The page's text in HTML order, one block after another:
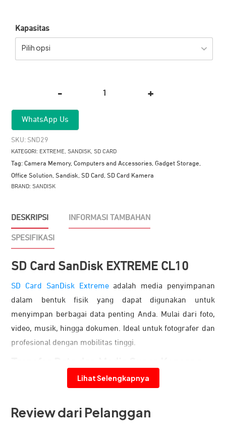
Kapasitas
Pilih opsi
-
SanDisk
SD
EXTREME
CL10
180Mbps
+
WhatsApp Us
SKU: SND29
KATEGORI: EXTREME, SANDISK, SD CARD
Tag: Camera Memory, Computers and Accessories Gadget Storage
Office Solution Sandisk SD Card SD Card Kamera
BRAND: SANDISK
DESKRIPSI INFORMASI TAMBAHAN
SPESIFIKASI
SD Card SanDisk EXTREME CL10
SD Card SanDisk Extremeadalah media penyimpanan
dalam bentuk fisik yang dapat digunakan untuk
menyimpan berbagai data penting Anda. Mulai dari foto,
video, musik, hingga dokumen. Ideal untuk fotografer dan
profesional dengan mobilitas tinggi.
Lihat Selengkapnya
Review dari Pelanggan